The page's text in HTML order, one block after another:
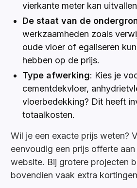
vierkante meter kan
De staat van de
werkzaamheden zoals
oude vloer of egaliseren
hebben op de prijs.
Type afwerking: Kies je
cementdekvloer,
vloerbedekking? Dit heeft
totaalkosten.
Wil je een exacte prijs weten?
eenvoudig een prijs offerte
website. Bij grotere projecten
bovendien vaak extra